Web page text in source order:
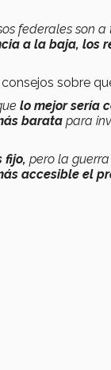
federales
a la baja, los
sobre
lo mejor sería
barata para
fijo, pero la
accesible el